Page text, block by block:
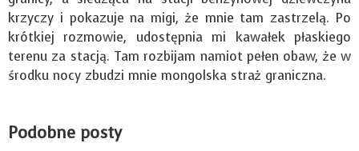
krzyczy i pokazuje na migi, że mnie tam zastrzelą. Po
krótkiej rozmowie, udostępnia mi kawałek płaskiego
terenu za stacją. Tam rozbijam namiot pełen obaw, że w
środku nocy zbudzi mnie mongolska straż graniczna.
Podobne posty